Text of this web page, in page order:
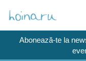
Abonează-te la